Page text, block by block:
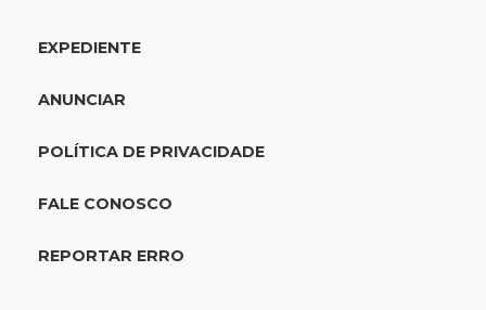
18:28Concurso 3.042
acumulado em R$ 165 milhões
Produção de biodiesel cresce 32% em MS e
EXPEDIENTE
ANUNCIAR
POLÍTICA DE PRIVACIDADE
FALE CONOSCO
REPORTAR ERRO